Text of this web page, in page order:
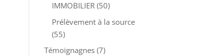
IMMOBILIER (50)
Prélèvement à la source
(55)
Témoignagnes (7)